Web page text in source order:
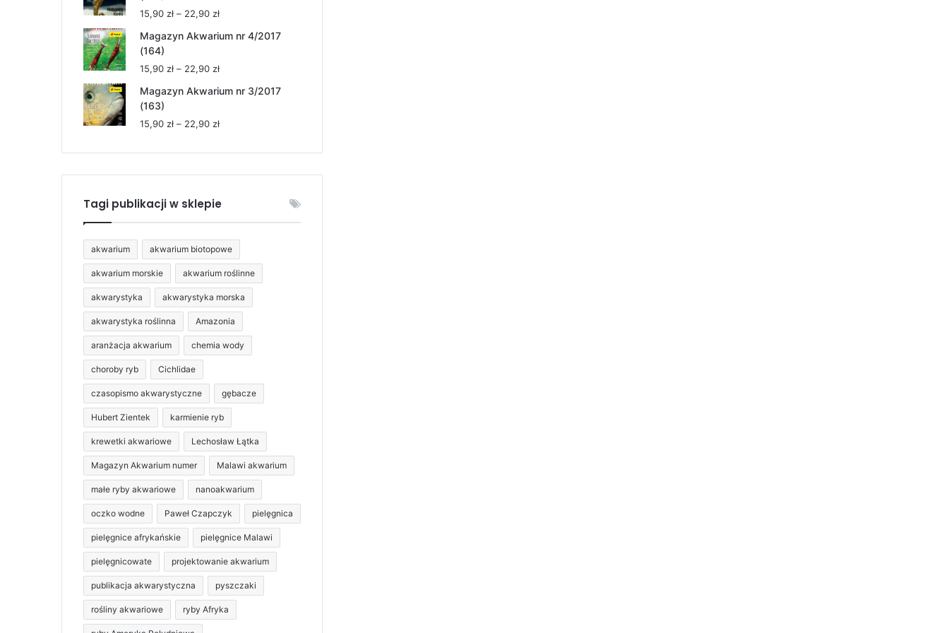
do
22,90 zł
15,90 zł – 22,90 złZakres
od
do
22,90 zł
Magazyn Akwarium nr 4/2017
(164)
15,90 zł – 22,90 złZakres
od
do
Magazyn Akwarium nr 3/2017
(163)
15,90 zł – 22,90 złZakres
od
Tagi publikacji w sklepie
akwarium akwarium biotopowe
akwarium morskie akwarium roślinne
akwarystyka akwarystyka morska
akwarystyka roślinna Amazonia
aranżacja akwarium chemia wody
choroby ryb Cichlidae
czasopismo akwarystyczne gębacze
Hubert Zientek karmienie ryb
krewetki akwariowe Lechosław Łątka
Magazyn Akwarium numer Malawi akwarium
małe ryby akwariowe nanoakwarium
oczko wodne Paweł Czapczyk pielęgnica
pielęgnice afrykańskie pielęgnice Malawi
pielęgnicowate projektowanie akwarium
publikacja akwarystyczna pyszczaki
rośliny akwariowe ryby Afryka